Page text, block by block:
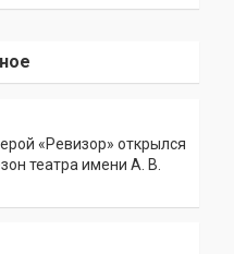
«Ревизор» открылся
театра имени А. В.